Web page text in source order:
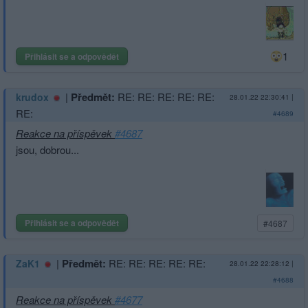
Přihlásit se a odpovědět 1
krudox | Předmět: RE: RE: RE: RE: RE:
RE:
28.01.22 22:30:41 |
#4689
Reakce na příspěvek#4687
jsou, dobrou...
Přihlásit se a odpovědět #4687
ZaK1 | Předmět: RE: RE: RE: RE: RE: 28.01.22 22:28:12 |
#4688
Reakce na příspěvek#4677